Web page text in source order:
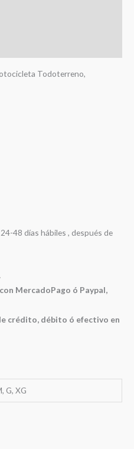
Todoterreno,
48 días hábiles , después de
MercadoPago ó Paypal,
crédito, débito ó efectivo en
G, XG